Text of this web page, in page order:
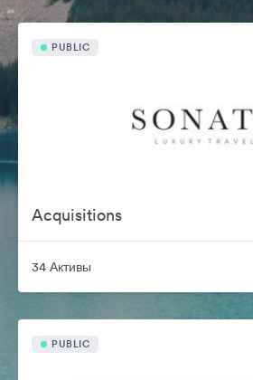
PUBLIC
Acquisitions
34 Активы
PUBLIC